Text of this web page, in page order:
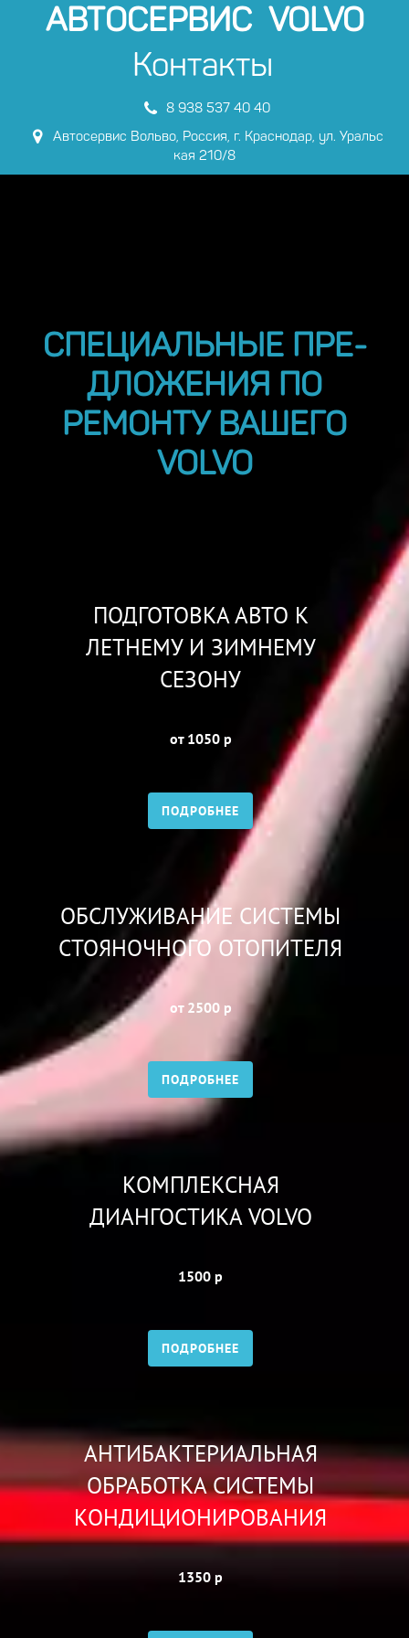
АВТОС­­ЕРВИС VOLVO
Контакты
8 938 537 40 40
Автосервис Вольво, Россия, г. Краснодар, ул. Уральс
кая 210/8
СПЕЦИАЛЬНЫЕ ПРЕ­­
ДЛОЖЕНИЯ ПО
РЕМОНТУ ВАШЕГО
VOLVO
ПОДГОТОВКА АВТО К
ЛЕТНЕМУ И ЗИМНЕМУ
СЕЗОНУ
от 1050 р
ПОДРОБНЕЕ
ОБСЛУЖИВАНИЕ СИСТЕМЫ
СТОЯНОЧНОГО ОТОПИТЕЛЯ
от 2500 р
ПОДРОБНЕЕ
КОМПЛЕКСНАЯ
ДИАНГОСТИКА VOLVO
1500 р
ПОДРОБНЕЕ
АНТИБАКТЕРИАЛЬНАЯ
ОБРАБОТКА СИСТЕМЫ
КОНДИЦИОНИРОВАНИЯ
1350 р